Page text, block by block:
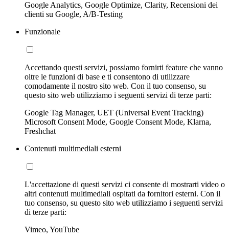
Google Analytics, Google Optimize, Clarity, Recensioni dei
clienti su Google, A/B-Testing
Funzionale
Accettando questi servizi, possiamo fornirti feature che vanno
oltre le funzioni di base e ti consentono di utilizzare
comodamente il nostro sito web. Con il tuo consenso, su
questo sito web utilizziamo i seguenti servizi di terze parti:
Google Tag Manager, UET (Universal Event Tracking)
Microsoft Consent Mode, Google Consent Mode, Klarna,
Freshchat
Contenuti multimediali esterni
L'accettazione di questi servizi ci consente di mostrarti video o
altri contenuti multimediali ospitati da fornitori esterni. Con il
tuo consenso, su questo sito web utilizziamo i seguenti servizi
di terze parti:
Vimeo, YouTube